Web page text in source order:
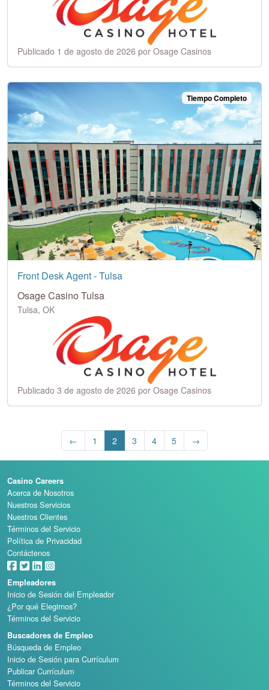
Publicado 1 de agosto de 2026 por Osage Casinos
Tiempo Completo
Front Desk Agent - Tulsa
Osage Casino Tulsa
Tulsa, OK
Publicado 3 de agosto de 2026 por Osage Casinos
← 1 2 3 4 5 →
Casino Careers
Acerca de Nosotros
Nuestros Servicios
Nuestros Clientes
Términos del Servicio
Política de Privacidad
Contáctenos
Empleadores
Inicio de Sesión del Empleador
¿Por qué Elegirnos?
Términos del Servicio
Buscadores de Empleo
Búsqueda de Empleo
Inicio de Sesión para Currículum
Publicar Currículum
Términos del Servicio